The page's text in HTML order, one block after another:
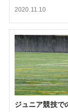
2020.11.10
ジュニア競技で